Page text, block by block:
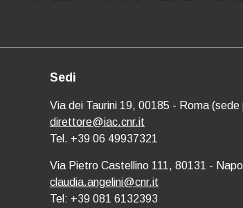
Sedi
Via dei Taurini 19, 00185 - Roma (sede
direttore@iac.cnr.it
Tel. +39 06 49937321
Via Pietro Castellino 111, 80131 -
claudia.angelini@cnr.it
Tel: +39 081 6132393